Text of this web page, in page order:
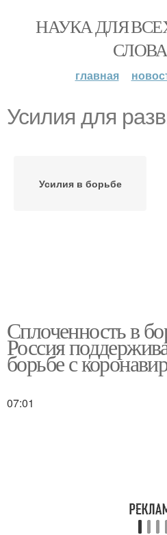
НАУКА ДЛЯ
главная
Усилия для
Усилия в борьбе
Сплоченность в
Россия
борьбе с
07:01